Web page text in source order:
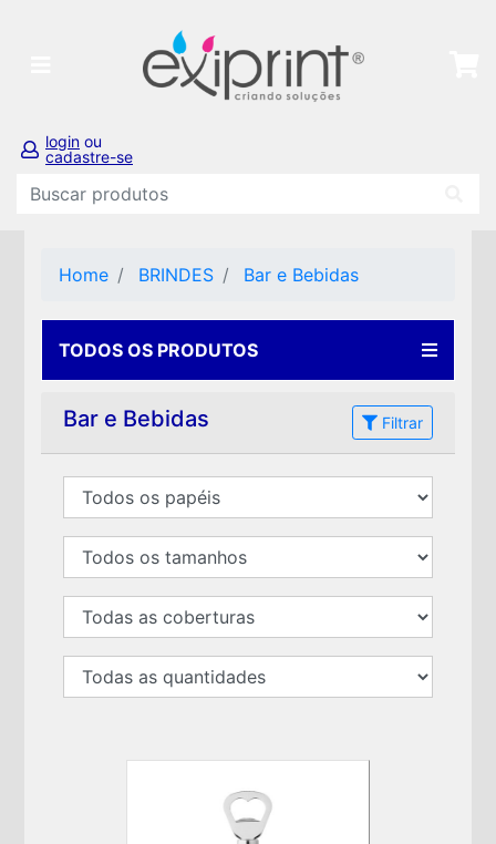
login ou
cadastre-se
Home BRINDES Bar e Bebidas
TODOS OS PRODUTOS
Bar e Bebidas Filtrar